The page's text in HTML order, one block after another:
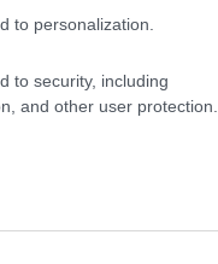
to personalization.
to security, including
and other user protection.